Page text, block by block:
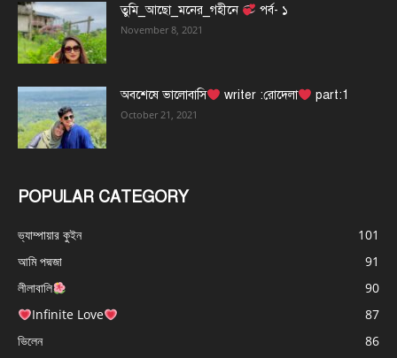
তুমি_আছো_মনের_গহীনে পর্ব- ১
November 8, 2021
অবশেষে ভালোবাসি writer :রোদেলা part:1
October 21, 2021
POPULAR CATEGORY
ভ্যাম্পায়ার কুইন
101
আমি পদ্মজা
91
লীলাবালি
90
Infinite Love
87
ভিলেন
86